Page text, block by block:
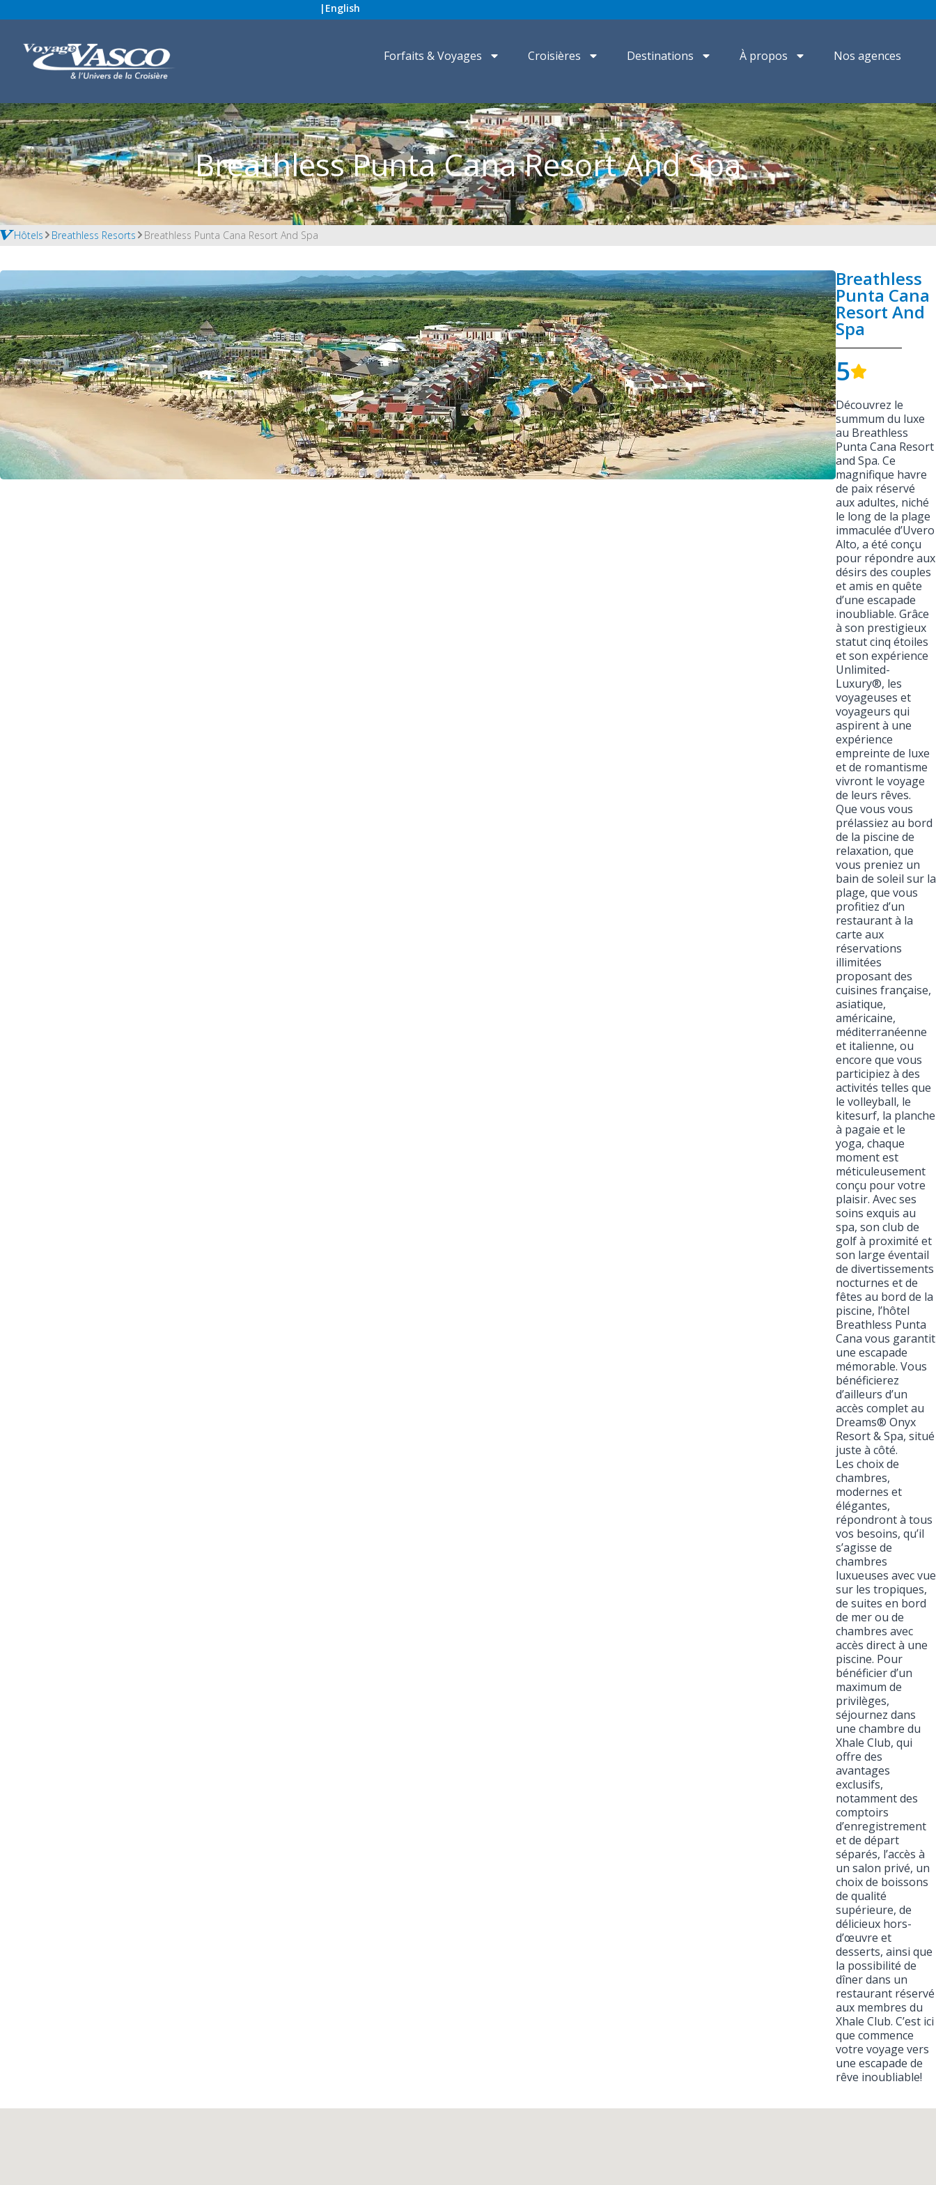
| English
Forfaits & Voyages Croisières Destinations À propos Nos agences
Breathless Punta Cana Resort And Spa
Hôtels Breathless Resorts Breathless Punta Cana Resort And Spa
Breathless
Punta Cana
Resort And
Spa
5
Découvrez le
summum du luxe
au Breathless
Punta Cana Resort
and Spa. Ce
magnifique havre
de paix réservé
aux adultes, niché
le long de la plage
immaculée d’Uvero
Alto, a été conçu
pour répondre aux
désirs des couples
et amis en quête
d’une escapade
inoubliable. Grâce
à son prestigieux
statut cinq étoiles
et son expérience
Unlimited-
Luxury®, les
voyageuses et
voyageurs qui
aspirent à une
expérience
empreinte de luxe
et de romantisme
vivront le voyage
de leurs rêves.
Que vous vous
prélassiez au bord
de la piscine de
relaxation, que
vous preniez un
bain de soleil sur la
plage, que vous
profitiez d’un
restaurant à la
carte aux
réservations
illimitées
proposant des
cuisines française,
asiatique,
américaine,
méditerranéenne
et italienne, ou
encore que vous
participiez à des
activités telles que
le volleyball, le
kitesurf, la planche
à pagaie et le
yoga, chaque
moment est
méticuleusement
conçu pour votre
plaisir. Avec ses
soins exquis au
spa, son club de
golf à proximité et
son large éventail
de divertissements
nocturnes et de
fêtes au bord de la
piscine, l’hôtel
Breathless Punta
Cana vous garantit
une escapade
mémorable. Vous
bénéficierez
d’ailleurs d’un
accès complet au
Dreams® Onyx
Resort & Spa, situé
juste à côté.
Les choix de
chambres,
modernes et
élégantes,
répondront à tous
vos besoins, qu’il
s’agisse de
chambres
luxueuses avec vue
sur les tropiques,
de suites en bord
de mer ou de
chambres avec
accès direct à une
piscine. Pour
bénéficier d’un
maximum de
privilèges,
séjournez dans
une chambre du
Xhale Club, qui
offre des
avantages
exclusifs,
notamment des
comptoirs
d’enregistrement
et de départ
séparés, l’accès à
un salon privé, un
choix de boissons
de qualité
supérieure, de
délicieux hors-
d’œuvre et
desserts, ainsi que
la possibilité de
dîner dans un
restaurant réservé
aux membres du
Xhale Club. C’est ici
que commence
votre voyage vers
une escapade de
rêve inoubliable!